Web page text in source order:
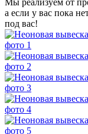
а если у вас пока
под вас!